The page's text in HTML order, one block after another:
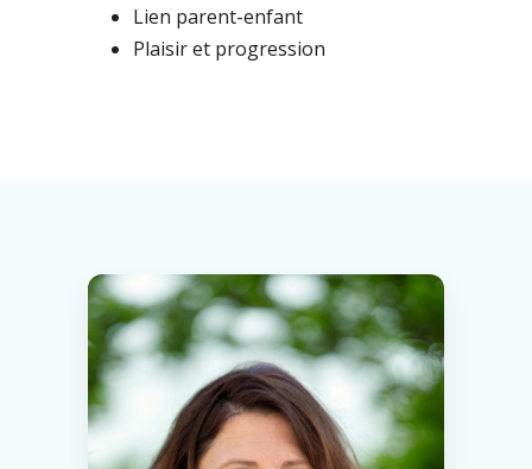
Lien parent-enfant
Plaisir et progression